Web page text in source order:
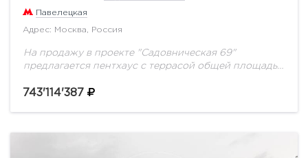
Павелецкая
Адрес: Москва, Россия
На продажу в проекте "Садовническая 69"
предлагается пентхаус с террасой общей площадью
69» на острове Балчуг.Уникальный адрес в сердце
743'114'387